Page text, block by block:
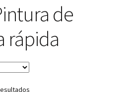
de
rápida